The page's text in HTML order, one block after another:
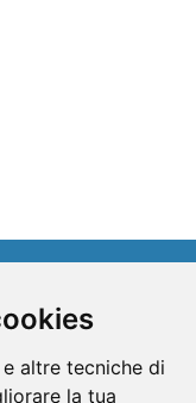
altre tecniche di
la tua